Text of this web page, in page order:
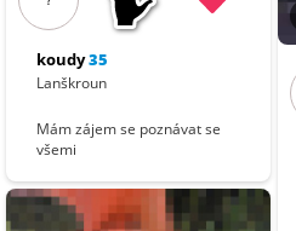
koudy35
Lanškroun
Mám zájem se poznávat se
všemi